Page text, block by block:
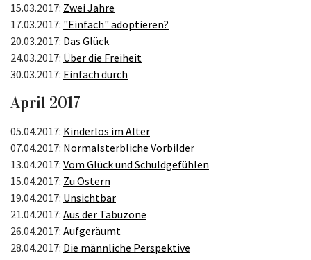
15.03.2017: Zwei Jahre
17.03.2017: "Einfach" adoptieren?
20.03.2017: Das Glück
24.03.2017: Über die Freiheit
30.03.2017: Einfach durch
April 2017
05.04.2017: Kinderlos im Alter
07.04.2017: Normalsterbliche Vorbilder
13.04.2017: Vom Glück und Schuldgefühlen
15.04.2017: Zu Ostern
19.04.2017: Unsichtbar
21.04.2017: Aus der Tabuzone
26.04.2017: Aufgeräumt
28.04.2017: Die männliche Perspektive